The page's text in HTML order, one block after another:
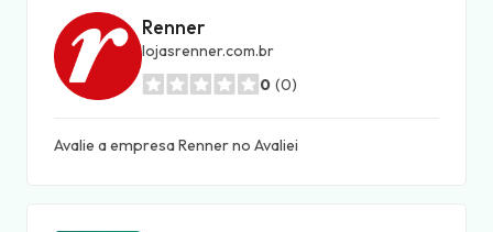
Renner
lojasrenner.com.br
0 (0)
Avalie a empresa Renner no Avaliei